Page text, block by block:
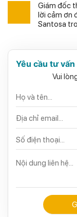
Giám đốc
lời cảm ơn
Santosa
Yêu cầu tư vấn
Vui